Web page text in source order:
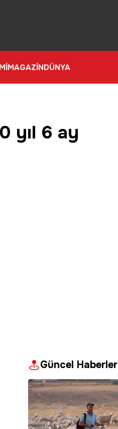
MAGAZİNDÜNYA
yıl 6 ay
Güncel Haberler